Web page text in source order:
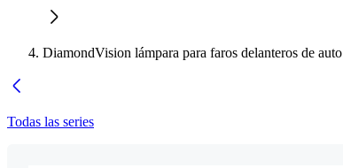
DiamondVision lámpara para faros delanteros de auto
Todas las series